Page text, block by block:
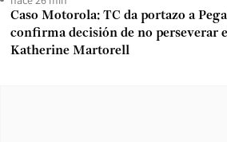
Caso Motorola: TC da portazo a
confirma decisión de no perseverar
Katherine Martorell